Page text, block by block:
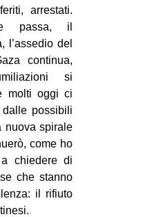
arrestati.
passa, il
l’assedio del
continua,
si
molti oggi ci
possibili
nuova spirale
come ho
chiedere di
che stanno
il rifiuto